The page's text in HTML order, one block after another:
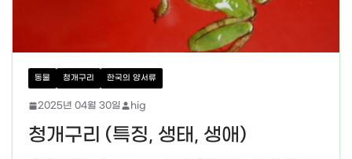
동물 청개구리 한국의 양서류
2025년 04월 30일 hig
청개구리 (특징, 생태, 생애)